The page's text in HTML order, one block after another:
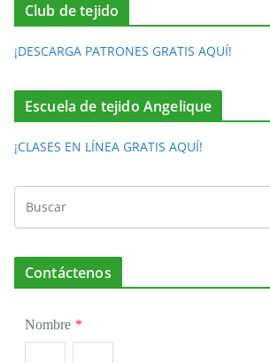
Club de tejido
¡DESCARGA PATRONES GRATIS AQUÍ!
Escuela de tejido Angelique
¡CLASES EN LÍNEA GRATIS AQUÍ!
Contáctenos
Nombre *